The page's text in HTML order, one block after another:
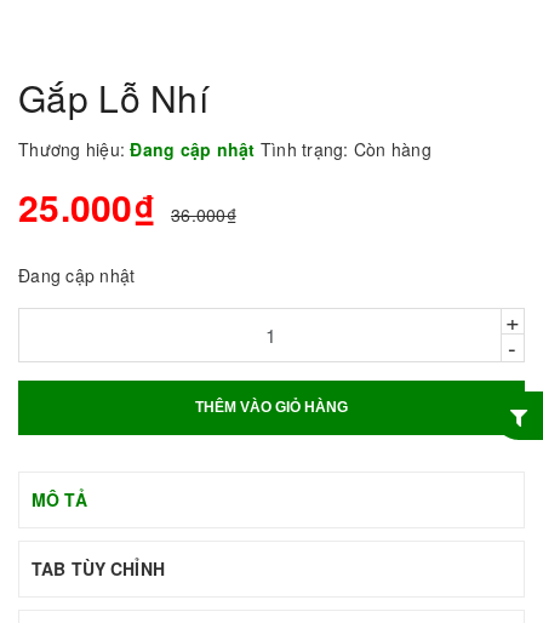
Gắp Lỗ Nhí
Thương hiệu: Đang cập nhật Tình trạng: Còn hàng
25.000₫ 36.000₫
Đang cập nhật
+
-
THÊM VÀO GIỎ HÀNG
MÔ TẢ
TAB TÙY CHỈNH